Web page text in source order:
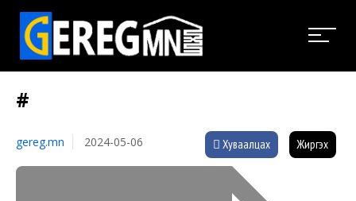
#
gereg.mn 2024-05-06 Хуваалцах Жиргэх